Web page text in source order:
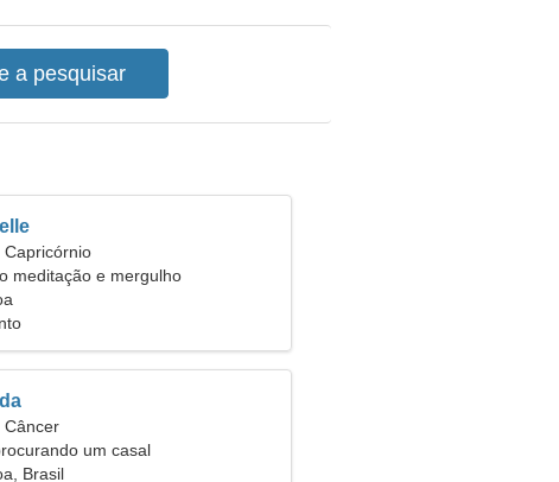
Capricórnio
meditação e mergulho
Câncer
um casal
Brasil